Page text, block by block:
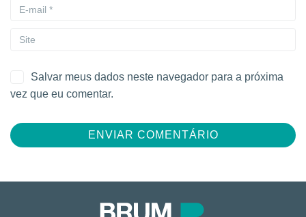
Salvar meus dados neste navegador para a próxima
vez que eu comentar.